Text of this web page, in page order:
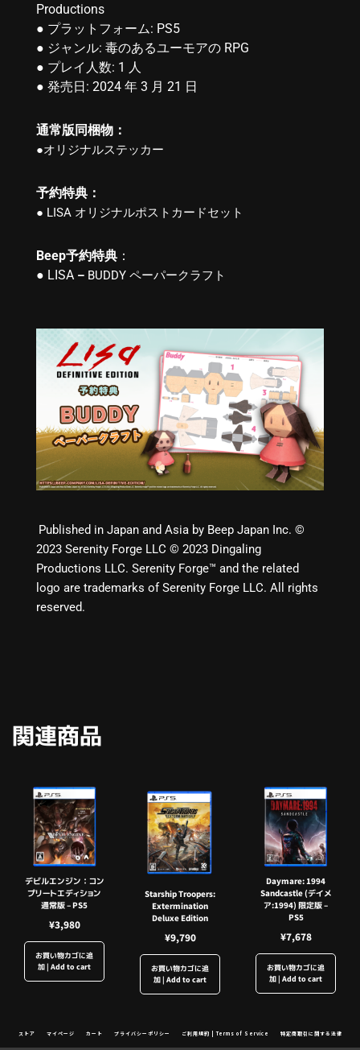
Productions
● プラットフォーム: PS5
● ジャンル: 毒のあるユーモアの RPG
● プレイ人数: 1 人
● 発売日: 2024 年 3 月 21 日
通常版同梱物：
●オリジナルステッカー
予約特典：
● LISA オリジナルポストカードセット
Beep予約特典 ：
● LISA – BUDDY ペーパークラフト
Published in Japan and Asia by Beep Japan Inc. ©
2023 Serenity Forge LLC © 2023 Dingaling
Productions LLC. Serenity Forge™ and the related
logo are trademarks of Serenity Forge LLC. All rights
reserved.
関連商品
デビルエンジン：コン
プリートエディション
通常版 – PS5
¥3,980
お買い物カゴに追
加 | Add to cart
Starship Troopers:
Extermination
Deluxe Edition
¥9,790
お買い物カゴに追
加 | Add to cart
Daymare: 1994
Sandcastle (デイメ
ア:1994) 限定版 –
PS5
¥7,678
お買い物カゴに追
加 | Add to cart
ストア マイページ カート プライバシーポリシー ご利用規約 | Terms of Service 特定商取引に関する法律